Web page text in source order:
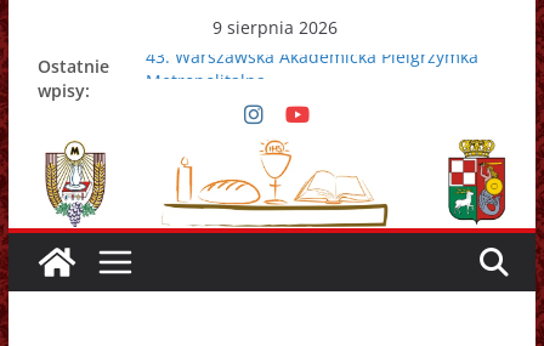
Przejdź
do
treści
9 sierpnia 2026
Ostatnie
wpisy:
43. Warszawska Akademicka Pielgrzymka
Metropolitalna
Nowy Papież – Leon XIV
Zmarł papież Franciszek
Adrian Galbas nowym metropolitą
warszawskim
Zmarł ks. prałat Kazimierz Apel